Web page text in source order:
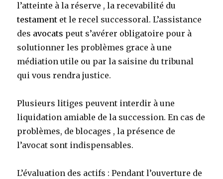
l’atteinte à la réserve , la recevabilité du
testament et le recel successoral. L’assistance
des avocats peut s’avérer obligatoire pour à
solutionner les problèmes grace à une
médiation utile ou par la saisine du tribunal
qui vous rendra justice.
Plusieurs litiges peuvent interdir à une
liquidation amiable de la succession. En cas de
problèmes, de blocages , la présence de
l’avocat sont indispensables.
L’évaluation des actifs : Pendant l’ouverture de